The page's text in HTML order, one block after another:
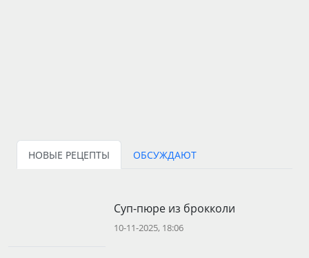
НОВЫЕ РЕЦЕПТЫ ОБСУЖДАЮТ
Суп-пюре из брокколи
10-11-2025, 18:06